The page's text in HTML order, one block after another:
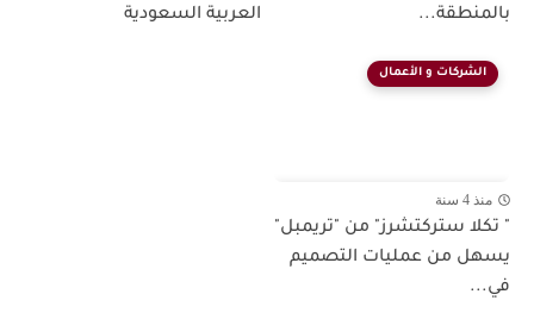
بالمنطقة...
العربية السعودية
الشركات و الأعمال
منذ 4 سنة
" تكلا ستركتشرز" من "تريمبل"
يسهل من عمليات التصميم
في...